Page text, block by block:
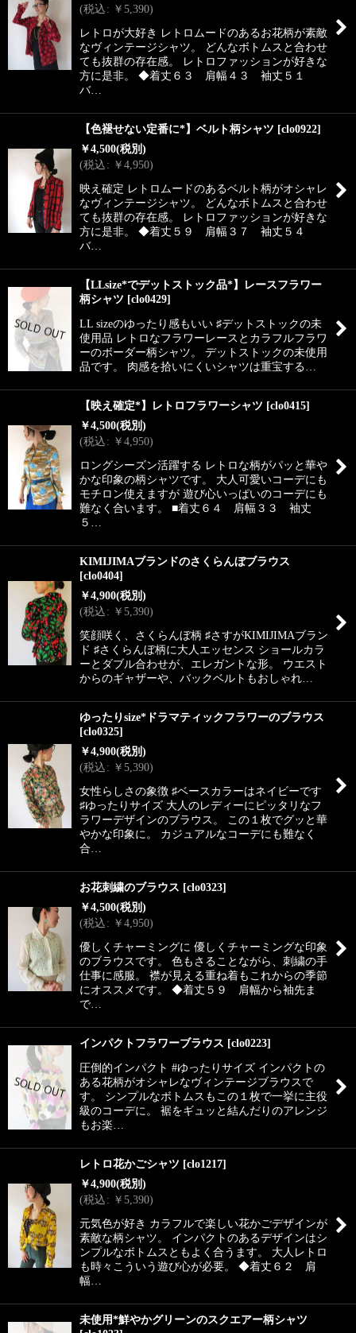
(税込: ￥5,390)
レトロが大好き レトロムードのあるお花柄が素敵
なヴィンテージシャツ。 どんなボトムスと合わせ
ても抜群の存在感。 レトロファッションが好きな
方に是非。 ◆着丈６３ 肩幅４３ 袖丈５１
バ…
【色褪せない定番に*】ベルト柄シャツ [clo0922]
￥4,500(税別)
(税込: ￥4,950)
映え確定 レトロムードのあるベルト柄がオシャレ
なヴィンテージシャツ。 どんなボトムスと合わせ
ても抜群の存在感。 レトロファッションが好きな
方に是非。 ◆着丈５９ 肩幅３７ 袖丈５４
バ…
【LLsize*でデットストック品*】レースフラワー
柄シャツ [clo0429]
LL sizeのゆったり感もいい ♯デットストックの未
使用品 レトロなフラワーレースとカラフルフラワ
ーのボーダー柄シャツ。 デットストックの未使用
品です。 肉感を拾いにくいシャツは重宝する…
【映え確定*】レトロフラワーシャツ [clo0415]
￥4,500(税別)
(税込: ￥4,950)
ロングシーズン活躍する レトロな柄がパッと華や
かな印象の柄シャツです。 大人可愛いコーデにも
モチロン使えますが 遊び心いっぱいのコーデにも
難なく合います。 ■着丈６４ 肩幅３３ 袖丈
５…
KIMIJIMAブランドのさくらんぼブラウス
[clo0404]
￥4,900(税別)
(税込: ￥5,390)
笑顔咲く、さくらんぼ柄 ♯さすがKIMIJIMAブラン
ド ♯さくらんぼ柄に大人エッセンス ショールカラ
ーとダブル合わせが、エレガントな形。 ウエスト
からのギャザーや、バックベルトもおしゃれ…
ゆったりsize*ドラマティックフラワーのブラウス
[clo0325]
￥4,900(税別)
(税込: ￥5,390)
女性らしさの象徴 ♯ベースカラーはネイビーです
♯ゆったりサイズ 大人のレディーにピッタリなフ
ラワーデザインのブラウス。 この１枚でグッと華
やかな印象に。 カジュアルなコーデにも難なく
合…
お花刺繍のブラウス [clo0323]
￥4,500(税別)
(税込: ￥4,950)
優しくチャーミングに 優しくチャーミングな印象
のブラウスです。 色もさることながら、刺繍の手
仕事に感服。 襟が見える重ね着もこれからの季節
にオススメです。 ◆着丈５９ 肩幅から袖先ま
で…
インパクトフラワーブラウス [clo0223]
圧倒的インパクト #ゆったりサイズ インパクトの
ある花柄がオシャレなヴィンテージブラウスで
す。 シンプルなボトムスもこの１枚で一挙に主役
級のコーデに。 裾をギュッと結んだりのアレンジ
もお楽…
レトロ花かごシャツ [clo1217]
￥4,900(税別)
(税込: ￥5,390)
元気色が好き カラフルで楽しい花かごデザインが
素敵な柄シャツ。 インパクトのあるデザインはシ
ンプルなボトムスともよく合うます。 大人レトロ
も時々こういう遊び心が必要。 ◆着丈６２ 肩
幅…
未使用*鮮やかグリーンのスクエアー柄シャツ